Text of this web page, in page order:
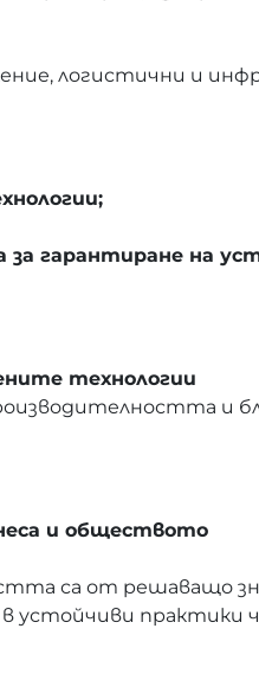
логистични и
гарантиране на
технологии
и
и обществото
са от решаващо
устойчиви практики